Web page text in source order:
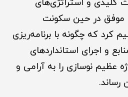
کلیدی و استراتژی‌های
موفق در حین سکونت
کرد که چگونه با برنامه‌ریزی
و اجرای استانداردهای
عظیم نوسازی را به آرامی و
رساند.